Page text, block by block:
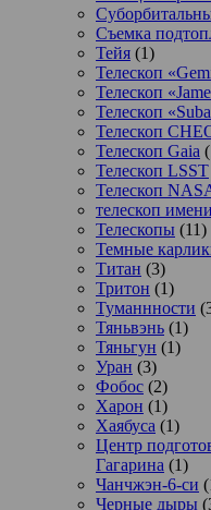
Съемка
Тейя (1)
Телескоп
Телескоп
Телескоп
Телескоп
Телескоп Gaia
Телескоп LSST
Телескоп
телескоп
Телескопы (11)
Темные
Титан (3)
Тритон (1)
Туманнности
Тяньвэнь (1)
Тяньгун (1)
Уран (3)
Фобос (2)
Харон (1)
Хаябуса (1)
Центр
Гагарина (1)
Чанчжэн-6-си
Черные дыры